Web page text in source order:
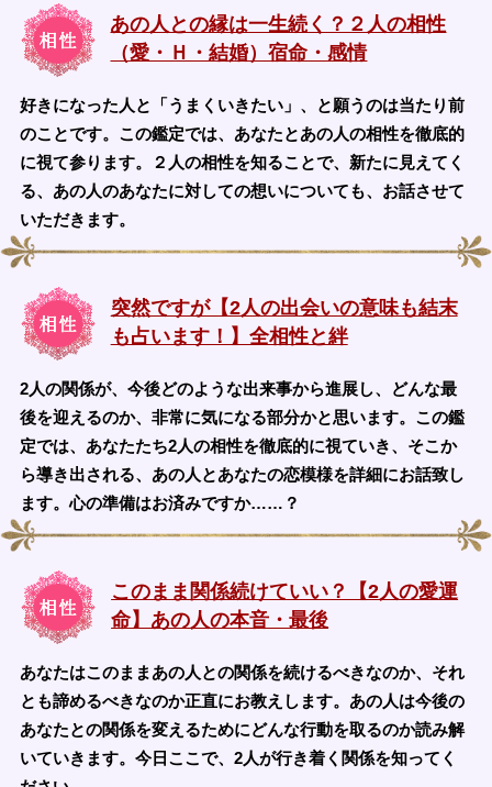
あの人との縁は一生続く？２人の相性
（愛・Ｈ・結婚）宿命・感情
好きになった人と「うまくいきたい」、と願うのは当たり前
のことです。この鑑定では、あなたとあの人の相性を徹底的
に視て参ります。２人の相性を知ることで、新たに見えてく
る、あの人のあなたに対しての想いについても、お話させて
いただきます。
突然ですが【2人の出会いの意味も結末
も占います！】全相性と絆
2人の関係が、今後どのような出来事から進展し、どんな最
後を迎えるのか、非常に気になる部分かと思います。この鑑
定では、あなたたち2人の相性を徹底的に視ていき、そこか
ら導き出される、あの人とあなたの恋模様を詳細にお話致し
ます。心の準備はお済みですか……？
このまま関係続けていい？【2人の愛運
命】あの人の本音・最後
あなたはこのままあの人との関係を続けるべきなのか、それ
とも諦めるべきなのか正直にお教えします。あの人は今後の
あなたとの関係を変えるためにどんな行動を取るのか読み解
いていきます。今日ここで、2人が行き着く関係を知ってく